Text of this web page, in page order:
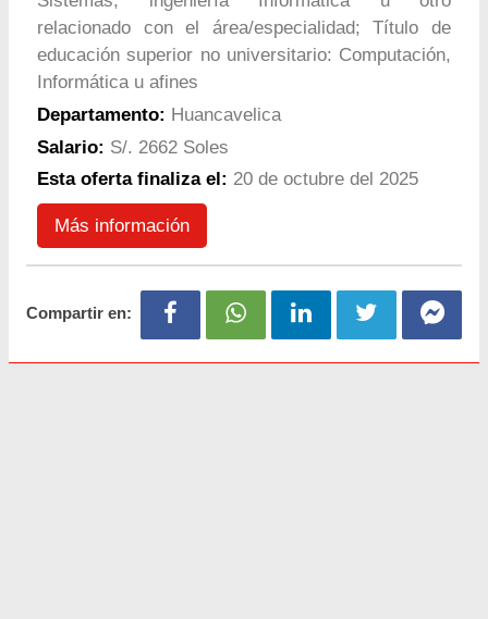
relacionado con el área/especialidad; Título de
educación superior no universitario: Computación,
Informática u afines
Departamento: Huancavelica
Salario: S/. 2662 Soles
Esta oferta finaliza el: 20 de octubre del 2025
Más información
Compartir en: